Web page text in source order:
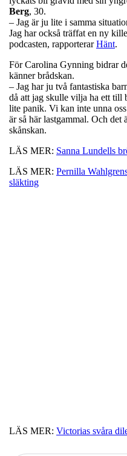
Berg, 30.
– Jag är ju lite i samma
Jag har också träffat en ny
podcasten, rapporterarHänt.
För Carolina Gynning bidrar
känner brådskan.
– Jag har ju två fantastiska
då att jag skulle vilja ha ett till
lite panik. Vi kan inte unna
är så här lastgammal. Och det
skånskan.
LÄS MER: Sanna Lundells
LÄS MER: Pernilla
släkting
LÄS MER: Victorias svåra